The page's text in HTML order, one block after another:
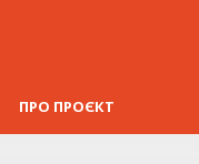
ПРО ПРОЄКТ